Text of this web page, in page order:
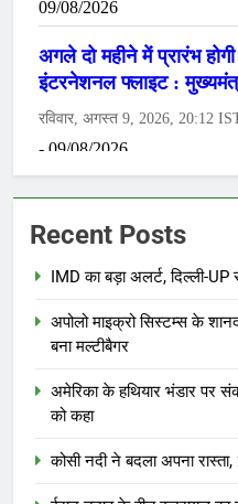
Recent Posts
IMD का बड़ा अलर्ट, दिल्ली-
अपोलो माइक्रो सिस्टम्स के
बना मल्टीबैगर
अमेरिका के हथियार भंडार पर
को कहा
कोसी नदी ने बदला अपना